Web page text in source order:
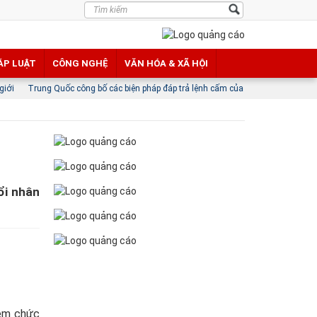
LUẬT CÔNG NGHỆ VĂN HÓA & XÃ HỘI
công bố các biện pháp đáp trả lệnh cấm của Mỹ
nhân
chức